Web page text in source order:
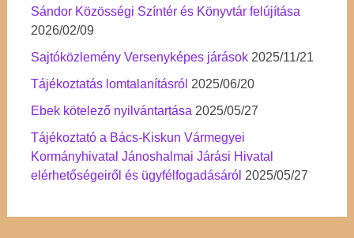
Sándor Közösségi Színtér és Könyvtár felújítása
2026/02/09
Sajtóközlemény Versenyképes járások 2025/11/21
Tájékoztatás lomtalanításról 2025/06/20
Ebek kötelező nyilvántartása 2025/05/27
Tájékoztató a Bács-Kiskun Vármegyei
Kormányhivatal Jánoshalmai Járási Hivatal
elérhetőségeiről és ügyfélfogadásáról 2025/05/27